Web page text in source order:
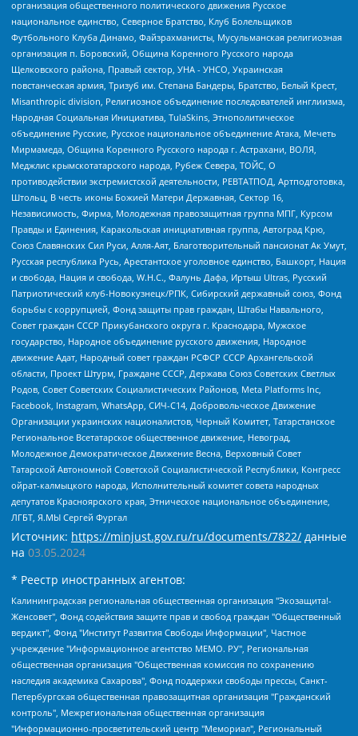
организация общественного политического движения Русское
национальное единство, Северное Братство, Клуб Болельщиков
Футбольного Клуба Динамо, Файзрахманисты, Мусульманская религиозная
организация п. Боровский, Община Коренного Русского народа
Щелковского района, Правый сектор, УНА - УНСО, Украинская
повстанческая армия, Тризуб им. Степана Бандеры, Братство, Белый Крест,
Misanthropic division, Религиозное объединение последователей инглиизма,
Народная Социальная Инициатива, TulaSkins, Этнополитическое
объединение Русские, Русское национальное объединение Атака, Мечеть
Мирмамеда, Община Коренного Русского народа г. Астрахани, ВОЛЯ,
Меджлис крымскотатарского народа, Рубеж Севера, ТОЙС, О
противодействии экстремистской деятельности, РЕВТАТПОД, Артподготовка,
Штольц, В честь иконы Божией Матери Державная, Сектор 16,
Независимость, Фирма, Молодежная правозащитная группа МПГ, Курсом
Правды и Единения, Каракольская инициативная группа, Автоград Крю,
Союз Славянских Сил Руси, Алля-Аят, Благотворительный пансионат Ак Умут,
Русская республика Русь, Арестантское уголовное единство, Башкорт, Нация
и свобода, Нация и свобода, W.H.С., Фалунь Дафа, Иртыш Ultras, Русский
Патриотический клуб-Новокузнецк/РПК, Сибирский державный союз, Фонд
борьбы с коррупцией, Фонд защиты прав граждан, Штабы Навального,
Совет граждан СССР Прикубанского округа г. Краснодара, Мужское
государство, Народное объединение русского движения, Народное
движение Адат, Народный совет граждан РСФСР СССР Архангельской
области, Проект Штурм, Граждане СССР, Держава Союз Советских Светлых
Родов, Совет Советских Социалистических Районов, Meta Platforms Inc,
Facebook, Instagram, WhatsApp, СИЧ-С14, Добровольческое Движение
Организации украинских националистов, Черный Комитет, Татарстанское
Региональное Всетатарское общественное движение, Невоград,
Молодежное Демократическое Движение Весна, Верховный Совет
Татарской Автономной Советской Социалистической Республики, Конгресс
ойрат-калмыцкого народа, Исполнительный комитет совета народных
депутатов Красноярского края, Этническое национальное объединение,
ЛГБТ, Я.МЫ Сергей Фургал
Источник: https://minjust.gov.ru/ru/documents/7822/ данные
на 03.05.2024
* Реестр иностранных агентов:
Калининградская региональная общественная организация "Экозащита!-Женсовет", Фонд содействия защите прав и свобод граждан "Общественный вердикт", Фонд "Институт Развития Свободы Информации", Частное учреждение "Информационное агентство МЕМО. РУ", Региональная общественная организация "Общественная комиссия по сохранению наследия академика Сахарова", Фонд поддержки свободы прессы, Санкт-Петербургская общественная правозащитная организация "Гражданский контроль", Межрегиональная общественная организация "Информационно-просветительский центр "Мемориал", Региональный Фонд "Центр Защиты Прав Средств Массовой Информации", с 05.12.2023 Фонд "Центр Защиты Прав Средств массовой информации", Региональная общественная благотворительная организация помощи беженцам и мигрантам "Гражданское содействие", Негосударственное образовательное учреждение дополнительного профессионального образования (повышение квалификации) специалистов "АКАДЕМИЯ ПО ПРАВАМ ЧЕЛОВЕКА", Свердловская региональная общественная организация "Сутяжник", Автономная некоммерческая организация "Центр независимых социологических исследований", Союз общественных объединений "Российский исследовательский центр по правам человека", Региональное общественное учреждение научно-информационный центр "МЕМОРИАЛ", Некоммерческая организация "Фонд защиты гласности", Автономная некоммерческая организация "Институт прав человека", Городская общественная организация "Екатеринбургское общество "МЕМОРИАЛ", Городская общественная организация "Рязанское историко-просветительское и правозащитное общество "Мемориал" (Рязанский Мемориал), Челябинский региональный орган общественной самодеятельности – женское общественное объединение "Женщины Евразии", Челябинский региональный орган общественной самодеятельности "Уральская правозащитная группа", Фонд содействия защите здоровья и социальной справедливости имени Андрея Рылькова, Автономная Некоммерческая Организация "Аналитический Центр Юрия Левады", Автономная некоммерческая организация социальной поддержки населения "Проект Апрель", Региональная общественная организация помощи женщинам и детям, находящимся в кризисной ситуации "Информационно-методический центр "Анна", Фонд содействия развитию массовых коммуникаций и правовому просвещению "Так-так-Так", Фонд содействия устойчивому развитию "Серебряная тайга", Свердловский региональный общественный фонд социальных проектов "Новое время", "Idel.Реалии", Кавказ.Реалии, Крым.Реалии, Телеканал Настоящее Время, Татаро-башкирская служба Радио Свобода (Azatliq Radiosi), Радио Свободная Европа/Радио Свобода (PCE/PC), "Сибирь.Реалии", "Фактограф", Благотворительный фонд помощи осужденным и их семьям, Автономная некоммерческая организация "Институт глобализации и социальных движений", Фонд "В защиту прав заключенных", Частное учреждение "Центр поддержки и содействия развитию средств массовой информации", Пензенский региональный общественный благотворительный фонд "Гражданский союз", "Север.Реалии", Некоммерческая организация Фонд "Правовая инициатива", Общество с ограниченной ответственностью "Радио Свободная Европа/Радио Свобода", Чешское информационное агентство "MEDIUM-ORIENT", Красноярская региональная общественная организация "Мы против СПИДа", Камалягин Денис Николаевич, Маркелов Сергей Евгеньевич, Пономарев Лев Александрович, Савицкая Людмила Алексеевна, Автономная некоммерческая организация "Центр по работе с проблемой насилия "НАСИЛИЮ.НЕТ", Межрегиональный профессиональный союз работников здравоохранения "Альянс врачей", Юридическое лицо, зарегистрированное в Латвийской Республике, SIA "Medusa Project" (регистрационный номер 40103797863, дата регистрации 10.06.2014), Некоммерческая организация "Фонд по борьбе с коррупцией", Автономная некоммерческая организация "Институт права и публичной политики", Баданин Роман Сергеевич, Гликин Максим Александрович, Железнова Мария Михайловна, Лукьянова Юлия Сергеевна, Маетная Елизавета Витальевна, Маняхин Петр Борисович, Чуракова Ольга Владимировна, Ярош Юлия Петровна, Юридическое лицо "The Insider SIA", зарегистрированное в Риге, Латвийская Республика (дата регистрации 26.06.2015), являющееся администратором доменного имени интернет-издания "The Insider SIA", https://theins.ru, Постернак Алексей Евгеньевич, Рубин Михаил Аркадьевич, Анин Роман Александрович, Юридическое лицо Istories fonds, зарегистрированное в Латвийской Республике (регистрационный номер 50008295751, дата регистрации 24.02.2020), Великовский Дмитрий Александрович, Долинина Ирина Николаевна, Мароховская Алеся Алексеевна, Шлейнов Роман Юрьевич, Шмагун Олеся Валентиновна, Общество с ограниченной ответственностью "Альтаир 2021", Общество с ограниченной ответственностью "Вега 2021", Общество с ограниченной ответственностью "Главный редактор 2021", Общество с ограниченной ответственностью "Ромашки монолит", Важенков Артем Валерьевич, Ивановская областная общественная организация "Центр гендерных исследований", Гурман Юрий Альбертович, Медиапроект "ОВД-Инфо", Егоров Владимир Владимирович, Жилинский Владимир Александрович, Общество с ограниченной ответственностью "ЗП", Иванова София Юрьевна, Карезина Инна Павловна, Кильтау Екатерина Викторовна, Петров Алексей Викторович, Пискунов Сергей Евгеньевич, Смирнов Сергей Сергеевич, Тихонов Михаил Сергеевич, Общество с ограниченной ответственностью "ЖУРНАЛИСТ-ИНОСТРАННЫЙ АГЕНТ", Арапова Галина Юрьевна, Вольтская Татьяна Анатольевна, Американская компания "Mason G.E.S. Anonymous Foundation" (США), являющаяся владельцем интернет-издания https://mnews.world/, Компания "Stichting Bellingcat", зарегистрированная в Нидерландах (дата регистрации 11.07.2018), Захаров Андрей Вячеславович, Клепиковская Екатерина Дмитриевна, Общество с ограниченной ответственностью "МЕМО", Перл Роман Александрович, Симонов Евгений Алексеевич, Соловьева Елена Анатольевна, Сотников Даниил Владимирович, Сурначева Елизавета Дмитриевна, Автономная некоммерческая организация по защите прав человека и информированию населения "Якутия – Наше Мнение", Общество с ограниченной ответственностью "Москоу диджитал медиа", с 26.01.2023 Общество с ограниченной ответственностью "Чайка Белые сады", Ветошкина Валерия Валерьевна, Заговора Максим Александрович, Межрегиональное общественное движение "Российская ЛГБТ - сеть", Оленичев Максим Владимирович, Павлов Иван Юрьевич, Скворцова Елена Сергеевна, Общество с ограниченной ответственностью "Как бы инагент", Кочетков Игорь Викторович, Общество с ограниченной ответственностью "Честные выборы", Еланчик Олег Александрович, Общество с ограниченной ответственностью "Нобелевский призыв", Гималова Регина Эмилевна, Григорьев Андрей Валерьевич, Григорьева Алина Александровна, Ассоциация по содействию защите прав призывников, альтернативнослужащих и военнослужащих "Правозащитная группа "Гражданин.Армия.Право", Хисамова Регина Фаритовна, Автономная некоммерческая организация по реализации социально-правовых программ "Лилит", Дальневосточное общественное движение "Маяк", Санкт-Петербургская ЛГБТ-инициативная группа "Выход", Инициативная группа ЛГБТ+ "Реверс", Алексеев Андрей Викторович, Бекбулатова Таисия Львовна, Беляев Иван Михайлович, Владыкина Елена Сергеевна, Гельман Марат Александрович, Никульшина Вероника Юрьевна, Толоконникова Надежда Андреевна, Шендерович Виктор Анатольевич, Общество с ограниченной ответственностью "Данное сообщение", Общество с ограниченной ответственностью Издательский дом "Новая глава", Айнбиндер Александра Александровна, Московский комьюнити-центр для ЛГБТ+инициатив, Благотворительный фонд развития филантропии, Deutsche Welle (Германия, Kurt-Schumacher-Strasse 3, 53113 Bonn), Борзунова Мария Михайловна, Воробьев Виктор Викторович, Голубева Анна Львовна, Константинова Алла Михайловна, Малкова Ирина Владимировна, Мурадов Мурад Абдулгалимович, Осетинская Елизавета Николаевна, Понасенков Евгений Николаевич, Ганапольский Матвей Юрьевич, Киселев Евгений Алексеевич, Борухович Ирина Григорьевна, Дремин Иван Тимофеевич, Дубровский Дмитрий Викторович, Красноярская региональная общественная организация поддержки и развития альтернативных образовательных технологий и межкультурных коммуникаций "ИНТЕРРА", Маяковская Екатерина Алексеевна, Фейгин Марк Захарович, Филимонов Андрей Викторович, Дзугкоева Регина Николаевна, Доброхотов Роман Александрович, Дудь Юрий Александрович, Елкин Сергей Владимирович, Кругликов Кирилл Игоревич, Сабунаева Мария Леонидовна, Семенов Алексей Владимирович, Шаинян Карен Багратович, Шульман Екатерина Михайловна, Асафьев Артур Валерьевич, Вахштайн Виктор Семенович, Венедиктов Алексей Алексеевич, Лушникова Екатерина Евгеньевна, Волков Леонид Михайлович, Невзоров Александр Глебович, Пархоменко Сергей Борисович, Сироткин Ярослав Николаевич, Кара-Мурза Владимир Владимирович, Баранова Наталья Владимировна, Гозман Леонид Яковлевич, Кагарлицкий Борис Юльевич, Климарев Михаил Валерьевич, Милов Владимир Станиславович, Автономная некоммерческая организация Краснодарский центр современного искусства "Типография", Моргенштерн Алишер Тагирович, Соболь Любовь Эдуардовна, Общество с ограниченной ответственностью "ЛИЗА НОРМ", Каспаров Гарри Кимович, Ходорковский Михаил Борисович, Общество с ограниченной ответственностью "Апрельские тезисы", Данилович Ирина Брониславовна, Кашин Олег Владимирович, Петров Николай Владимирович, Пивоваров Алексей Владимирович, Соколов Михаил Владимирович, Цветкова Юлия Владимировна, Чичваркин Евгений Александрович, Комитет против пыток/Команда против пыток, Общество с ограниченной ответственностью "Первый научный", Общество с ограниченной ответственностью "Вертолет и ко", Белоцерковская Вероника Борисовна, Кац Максим Евгеньевич, Лазарева Татьяна Юрьевна, Шаведдинов Руслан Табризович, Яшин Илья Валерьевич, Общество с ограниченной ответственностью "Иноагент ААВ", Алешковский Дмитрий Петрович, Альбац Евгения Марковна, Быков Дмитрий Львович, Галямина Юлия Евгеньевна, Лойко Сергей Леонидович, Мартынов Кирилл Константинович, Медведев Сергей Александрович, Крашенинников Федор Геннадиевич, Гордеева Катерина Вл